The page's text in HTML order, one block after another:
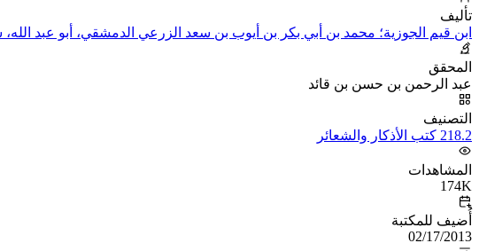
تأليف
ابن قيم الجوزية؛ محمد بن أبي بكر بن أيوب بن سعد الزرعي الدمشقي، أبو عبد
المحقق
عبد الرحمن بن حسن بن قائد
التصنيف
218.2 كتب الأذكار والشعائر
المشاهدات
174K
أُضيف للمكتبة
02/17/2013